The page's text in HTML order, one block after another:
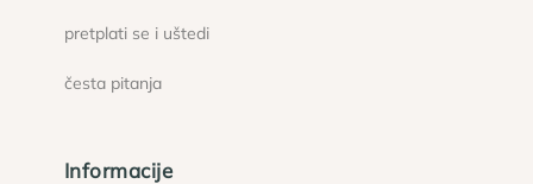
pretplati se i uštedi
česta pitanja
Informacije